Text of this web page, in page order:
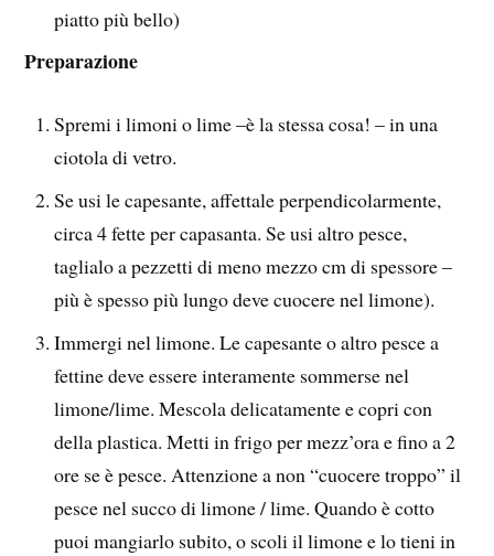
piatto più bello)
Preparazione
Spremi i limoni o lime –è la stessa cosa! – in una
ciotola di vetro.
Se usi le capesante, affettale perpendicolarmente,
circa 4 fette per capasanta. Se usi altro pesce,
taglialo a pezzetti di meno mezzo cm di spessore –
più è spesso più lungo deve cuocere nel limone).
Immergi nel limone. Le capesante o altro pesce a
fettine deve essere interamente sommerse nel
limone/lime. Mescola delicatamente e copri con
della plastica. Metti in frigo per mezz’ora e fino a 2
ore se è pesce. Attenzione a non “cuocere troppo” il
pesce nel succo di limone / lime. Quando è cotto
puoi mangiarlo subito, o scoli il limone e lo tieni in